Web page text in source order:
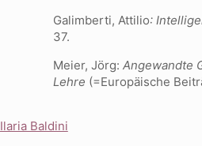
Galimberti, Attilio:
37.
Meier, Jörg: Angewandte
Lehre (=Europäische
Ilaria Baldini